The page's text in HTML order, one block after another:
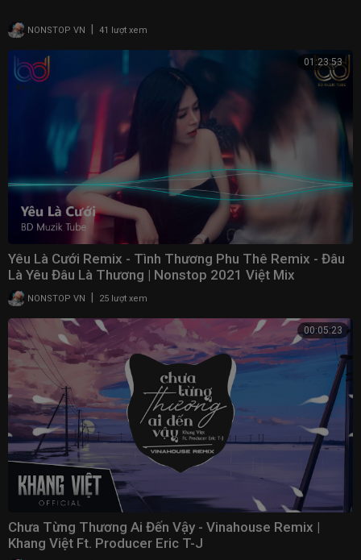
NONSTOP VN 41 lượt xem
01:23:53
Yêu Là Cưới Remix - Tình Thương Phu Thê Remix - Đâu
Là Yêu Đâu Là Thương | Nonstop 2021 Việt Mix
NONSTOP VN 25 lượt xem
00:05:23
Chưa Từng Thương Ai Đến Vậy - Vinahouse Remix |
Khang Việt Ft. Producer Eric T-J